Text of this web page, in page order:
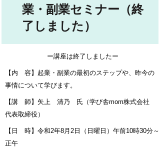
業・副業セミナー（終
了しました）
ー講座は終了しましたー
【内 容】起業・副業の最初のステップや、昨今の
事情について学びます。
【講 師】矢上 清乃 氏（学び舎mom株式会社
代表取締役）
【日 時】令和2年8月2日（日曜日）午前10時30分～
正午